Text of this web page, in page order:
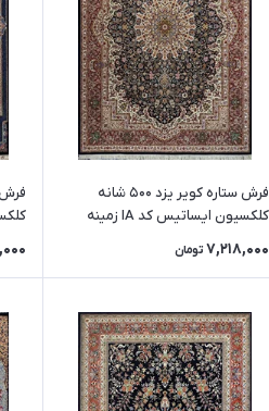
فرش ستاره کویر یزد 500 شانه
کلکسیون ایساتیس کد IA زمینه
سورمه ای حاشیه لاکی
7,218,000 تومان